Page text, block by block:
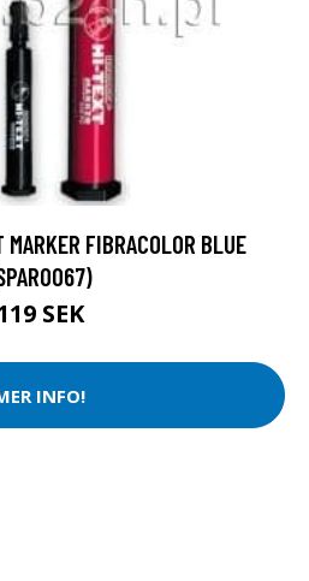
MARKER FIBRACOLOR BLUE
SEK
INFO!